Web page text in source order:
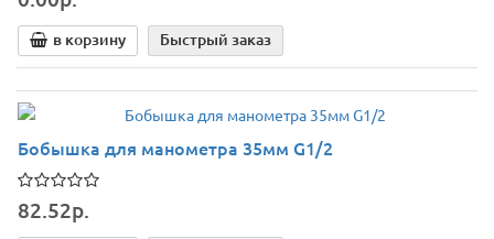
в корзину Быстрый заказ
Бобышка для манометра 35мм G1/2
82.52р.